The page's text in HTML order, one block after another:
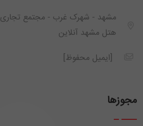
هتل مشهد آنلاین
[ایمیل محفوظ]
مجوزها